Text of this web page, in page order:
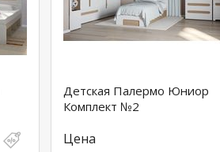
Детская Палермо Юниор
Комплект №2
Цена